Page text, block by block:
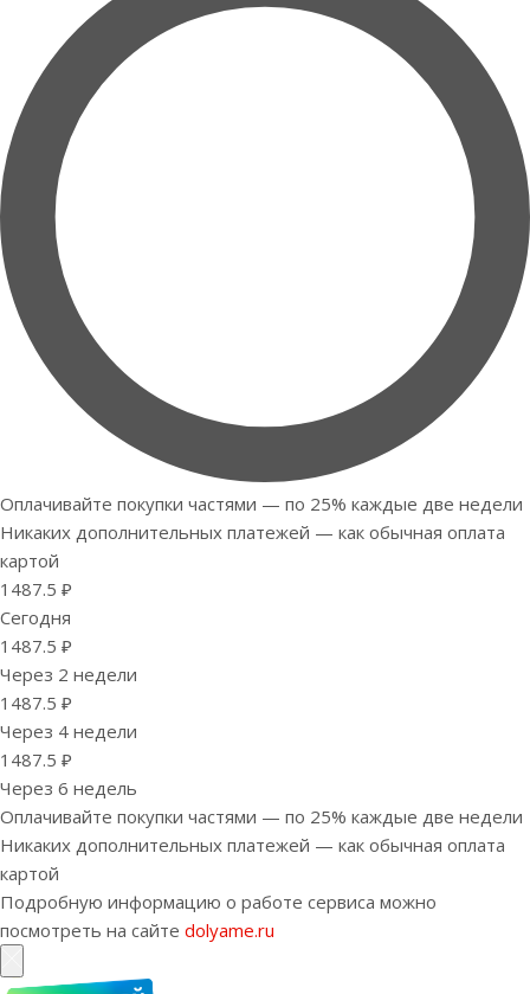
Оплачивайте покупки частями — по 25% каждые две недели
Никаких дополнительных платежей — как обычная оплата
картой
1487.5 ₽
Сегодня
1487.5 ₽
Через 2 недели
1487.5 ₽
Через 4 недели
1487.5 ₽
Через 6 недель
Оплачивайте покупки частями — по 25% каждые две недели
Никаких дополнительных платежей — как обычная оплата
картой
Подробную информацию о работе сервиса можно
посмотреть на сайте dolyame.ru